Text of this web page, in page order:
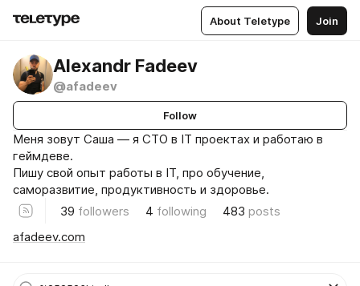
About Teletype Join
Alexandr Fadeev
@afadeev
Follow
Меня зовут Саша — я CTO в IT проектах и работаю в
геймдеве.
Пишу свой опыт работы в IT, про обучение,
саморазвитие, продуктивность и здоровье.
39 followers 4 following 483 posts
afadeev.com